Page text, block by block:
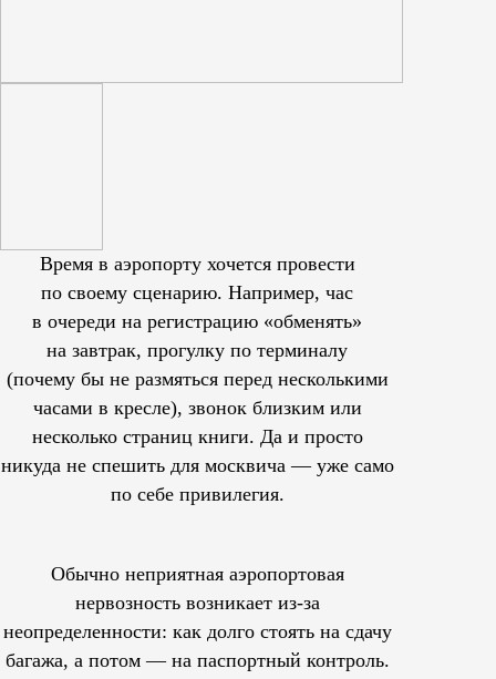
Время в аэропорту хочется провести
по своему сценарию. Например, час
в очереди на регистрацию «обменять»
на завтрак, прогулку по терминалу
(почему бы не размяться перед несколькими
часами в кресле), звонок близким или
несколько страниц книги. Да и просто
никуда не спешить для москвича — уже само
по себе привилегия.
Обычно неприятная аэропортовая
нервозность возникает из-за
неопределенности: как долго стоять на сдачу
багажа, а потом — на паспортный контроль.